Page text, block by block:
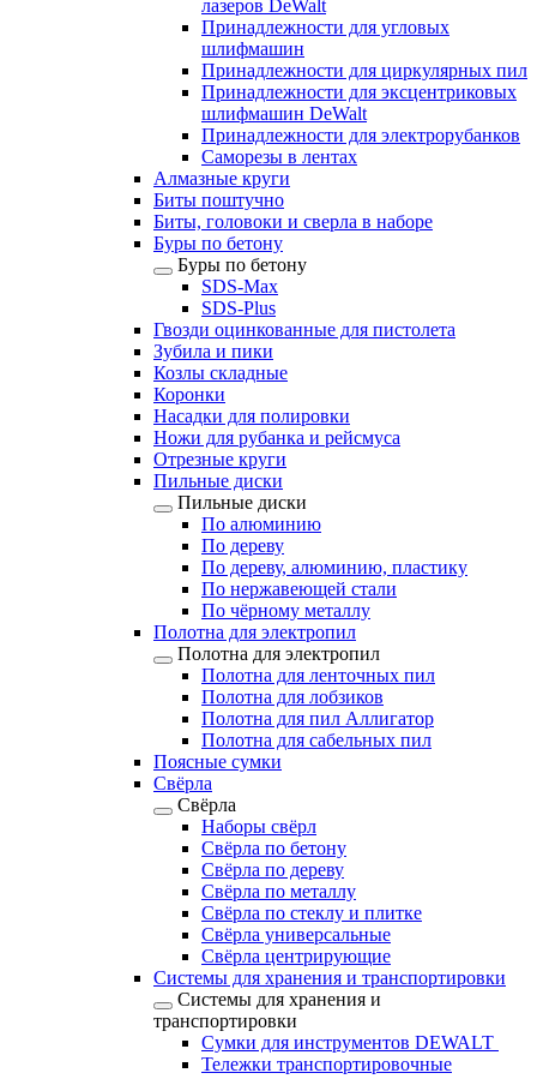
лазеров DeWalt
Принадлежности для угловых
шлифмашин
Принадлежности для циркулярных пил
Принадлежности для эксцентриковых
шлифмашин DeWalt
Принадлежности для электрорубанков
Саморезы в лентах
Алмазные круги
Биты поштучно
Биты, головоки и сверла в наборе
Буры по бетону
Буры по бетону
SDS-Max
SDS-Plus
Гвозди оцинкованные для пистолета
Зубила и пики
Козлы складные
Коронки
Насадки для полировки
Ножи для рубанка и рейсмуса
Отрезные круги
Пильные диски
Пильные диски
По алюминию
По дереву
По дереву, алюминию, пластику
По нержавеющей стали
По чёрному металлу
Полотна для электропил
Полотна для электропил
Полотна для ленточных пил
Полотна для лобзиков
Полотна для пил Аллигатор
Полотна для сабельных пил
Поясные сумки
Свёрла
Свёрла
Наборы свёрл
Свёрла по бетону
Свёрла по дереву
Свёрла по металлу
Свёрла по стеклу и плитке
Свёрла универсальные
Свёрла центрирующие
Системы для хранения и транспортировки
Системы для хранения и
транспортировки
Сумки для инструментов DEWALT
Тележки транспортировочные